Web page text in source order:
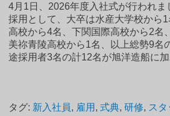
4月1日、2026年度入社式が行われま
採用として、大卒は水産大学校から
高校から4名、下関国際高校から2名
美祢青陵高校から1名、以上総勢9名
途採用者3名の計12名が旭洋造船に加
タグ: 新入社員, 雇用 ,式典,研修, ス